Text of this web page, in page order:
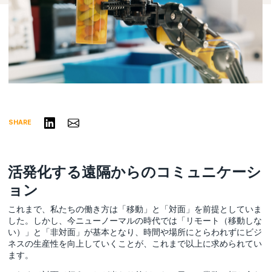
SHARE リンクトインで共有する
Share via Email
活発化する遠隔からのコミュニケーシ
ョン
これまで、私たちの働き方は「移動」と「対面」を前提としていま
した。しかし、今ニューノーマルの時代では「リモート（移動しな
い）」と「非対面」が基本となり、時間や場所にとらわれずにビジ
ネスの生産性を向上していくことが、これまで以上に求められてい
ます。